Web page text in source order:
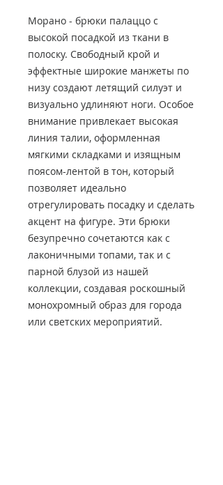
Морано - брюки палаццо с
высокой посадкой из ткани в
полоску. Свободный крой и
эффектные широкие манжеты по
низу создают летящий силуэт и
визуально удлиняют ноги. Особое
внимание привлекает высокая
линия талии, оформленная
мягкими складками и изящным
поясом-лентой в тон, который
позволяет идеально
отрегулировать посадку и сделать
акцент на фигуре. Эти брюки
безупречно сочетаются как с
лаконичными топами, так и с
парной блузой из нашей
коллекции, создавая роскошный
монохромный образ для города
или светских мероприятий.